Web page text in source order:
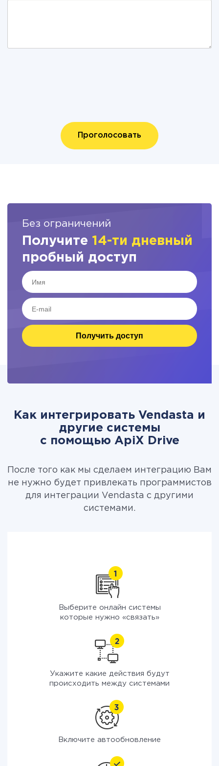
Проголосовать
Без ограничений
Получите 14-ти дневный
пробный доступ
Получить доступ
Как интегрировать Vendasta и
другие системы
c помощью ApiX Drive
После того как мы сделаем интеграцию Вам
не нужно будет привлекать программистов
для интеграции Vendasta с другими
системами.
Выберите онлайн системы
которые нужно «связать»
Укажите какие действия будут
происходить между системами
Включите автообновление